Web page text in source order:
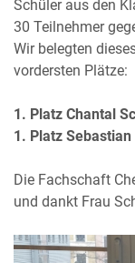
Schüler aus den
30 Teilnehmer
Wir belegten
vordersten Plätze:
1. Platz Chantal
1. Platz
Die Fachschaft
und dankt Frau